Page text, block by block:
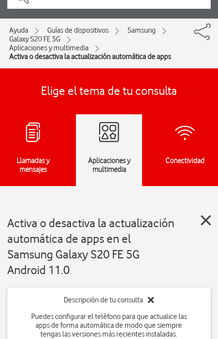
Ayuda Guías de dispositivos
Samsung
Galaxy S20 FE 5G
Aplicaciones y multimedia
Activa o desactiva la actualización automática de apps
Elige el tema de tu consulta
Llamadas y
mensajes
Aplicaciones y
multimedia
Conectividad
Activa o desactiva la actualización
automática de apps en el
Samsung Galaxy S20 FE 5G
Android 11.0
Descripción de tu consulta
Puedes configurar el teléfono para que actualice las
apps de forma automática de modo que siempre
tengas las versiones más recientes instaladas.